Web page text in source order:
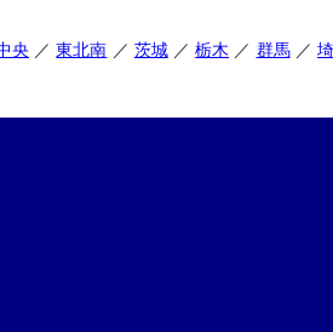
央 東北南 茨城 栃木 群馬